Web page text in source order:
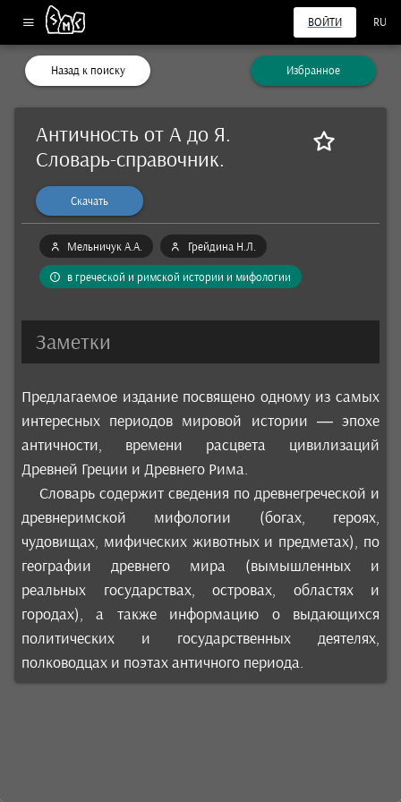
ВОЙТИ RU
Назад к поиску Избранное
Античность от А до Я.
Словарь-справочник.
Скачать
Мельничук А.А. Грейдина Н.Л.
в греческой и римской истории и мифологии
Заметки
Предлагаемое издание посвящено одному из самых
интересных периодов мировой истории — эпохе
античности, времени расцвета цивилизаций
Древней Греции и Древнего Рима.
Словарь содержит сведения по древнегреческой и
древнеримской мифологии (богах, героях,
чудовищах, мифических животных и предметах), по
географии древнего мира (вымышленных и
реальных государствах, островах, областях и
городах), а также информацию о выдающихся
политических и государственных деятелях,
полководцах и поэтах античного периода.